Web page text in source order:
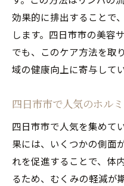
ホルミシスリン
労回復
四日市市のオフ
シスリンパケア
スリンパケア
ホルミシスリ
らげる方法
四日市市のオ
ンパケアの簡単
効果的に排出することで
します。四日市市の美容
でも、このケア方法を取
域の健康向上に寄与してい
四日市市で人気のホル
四日市市で人気を集めて
果には、いくつかの側面
れを促進することで、体
るため、むくみの軽減が